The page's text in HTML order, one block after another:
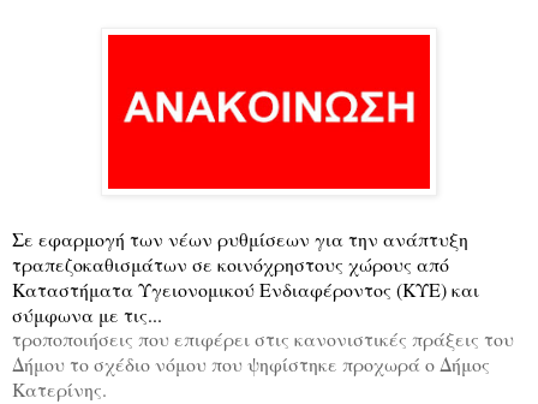
Σε εφαρμογή των νέων ρυθμίσεων για την ανάπτυξη
τραπεζοκαθισμάτων σε κοινόχρηστους χώρους από
Καταστήματα Υγειονομικού Ενδιαφέροντος (ΚΥΕ) και
σύμφωνα με τις...
τροποποιήσεις που επιφέρει στις κανονιστικές πράξεις του
Δήμου το σχέδιο νόμου που ψηφίστηκε προχωρά ο Δήμος
Κατερίνης.